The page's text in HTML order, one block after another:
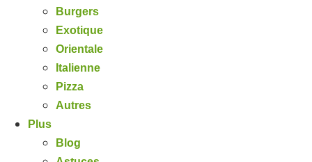
Burgers
Exotique
Orientale
Italienne
Pizza
Autres
Plus
Blog